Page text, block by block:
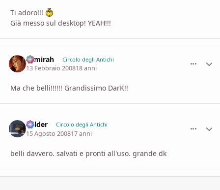
Ti adoro!!!
Già messo sul desktop! YEAH!!!
Samirah Circolo degli Antichi
13 Febbraio 200818 anni
Ma che belli!!!!!! Grandissimo DarK!!
Balder Circolo degli Antichi
15 Agosto 200817 anni
belli davvero. salvati e pronti all'uso. grande dk